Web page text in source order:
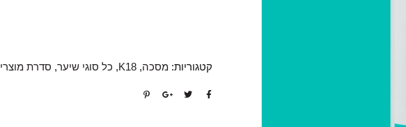
קטגוריות: מסכה,
K18
, כל סוגי שיער, סדרת מוצרי K18